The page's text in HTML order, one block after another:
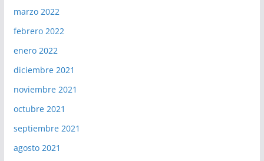
marzo 2022
febrero 2022
enero 2022
diciembre 2021
noviembre 2021
octubre 2021
septiembre 2021
agosto 2021